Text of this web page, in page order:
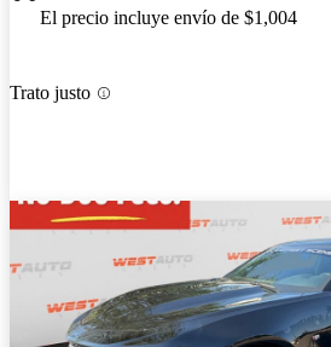
El precio incluye envío de $1,004
Trato justo